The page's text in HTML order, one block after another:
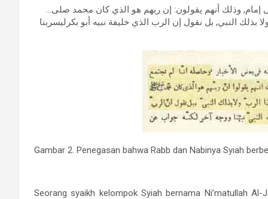
…لم نجتمع معهم (يعني اهل السنة والجماعة) على إله ولا نبي ولا على إمام, وذلك أنهم يقولون: إن ربهم هو الذي كان محمد صلى
بذلك النبي, بل نقول إن الرب الذي خليفة نبيه أبو بكرليسربنا
Gambar 2. Penegasan bahwa Rabb dan Nabinya Syiah
Seorang syaikh kelompok Syiah bernama Ni’matullah